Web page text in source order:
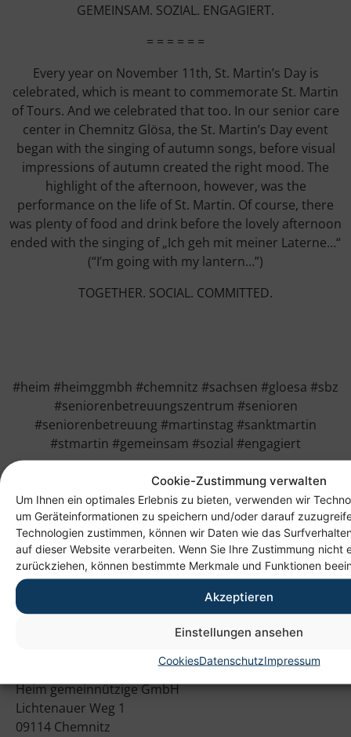
Cookie-Zustimmung verwalten
Um Ihnen ein optimales Erlebnis zu bieten, verwenden wir
um Geräteinformationen zu speichern und/oder darauf
Technologien zustimmen, können wir Daten wie das
auf dieser Website verarbeiten. Wenn Sie Ihre Zustimmung nicht
zurückziehen, können bestimmte Merkmale und Funktionen
Akzeptieren
Einstellungen ansehen
CookiesDatenschutzImpressum
GEMEINSAM. SOZIAL. ENGAGIERT.
= = = = = =
Every year on November 11th, St. Martin’s Day is
celebrated, which is meant to commemorate St. Martin
of Tours. And we celebrated that too. In our senior care
center in Chemnitz Glösa, the St. Martin’s Day event
began with the singing of autumn songs, before visual
impressions of autumn created the right mood. The
highlight of the afternoon, however, was the
performance on the life of St. Martin. Of course, there
was plenty of food and drink before the lovely afternoon
ended with the singing of „Ich geh mit meiner Laterne…“
(“I’m going with my lantern…”)
TOGETHER. SOCIAL. COMMITTED.
#heim #heimggmbh #chemnitz #sachsen #gloesa #sbz
#seniorenbetreuungszentrum #senioren
#seniorenbetreuung #martinstag #sanktmartin
#stmartin #gemeinsam #sozial #engagiert
Heim gemeinnützige GmbH
Lichtenauer Weg 1
09114 Chemnitz